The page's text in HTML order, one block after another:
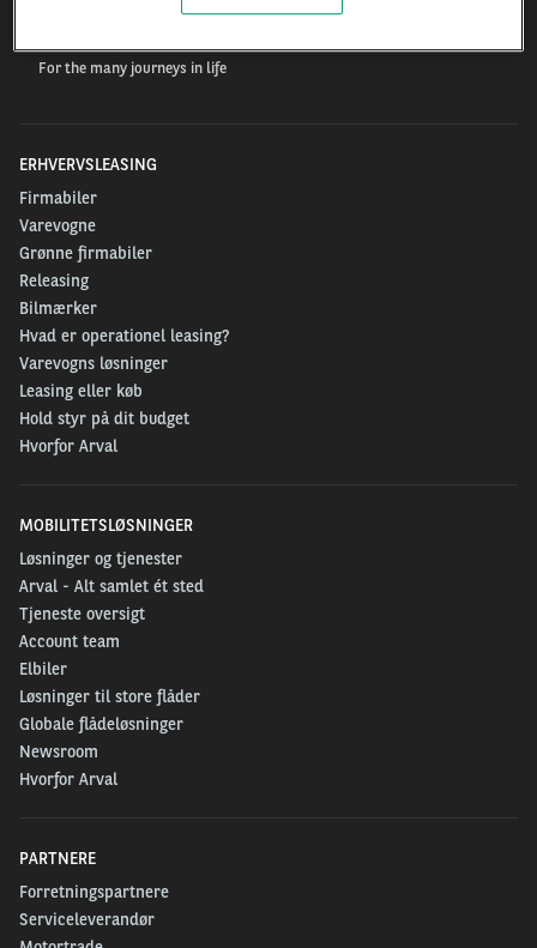
For the many journeys in life
ERHVERVSLEASING
Firmabiler
Varevogne
Grønne firmabiler
Releasing
Bilmærker
Hvad er operationel leasing?
Varevogns løsninger
Leasing eller køb
Hold styr på dit budget
Hvorfor Arval
MOBILITETSLØSNINGER
Løsninger og tjenester
Arval - Alt samlet ét sted
Tjeneste oversigt
Account team
Elbiler
Løsninger til store flåder
Globale flådeløsninger
Newsroom
Hvorfor Arval
PARTNERE
Forretningspartnere
Serviceleverandør